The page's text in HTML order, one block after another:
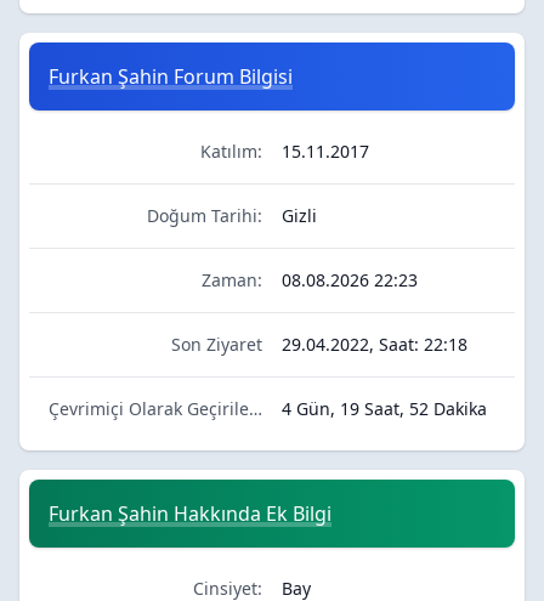
Furkan Şahin Forum Bilgisi
Katılım: 15.11.2017
Doğum Tarihi: Gizli
Zaman: 08.08.2026 22:23
Son Ziyaret 29.04.2022, Saat: 22:18
Çevrimiçi Olarak Geçirilen Zaman: 4 Gün, 19 Saat, 52 Dakika
Furkan Şahin Hakkında Ek Bilgi
Cinsiyet: Bay